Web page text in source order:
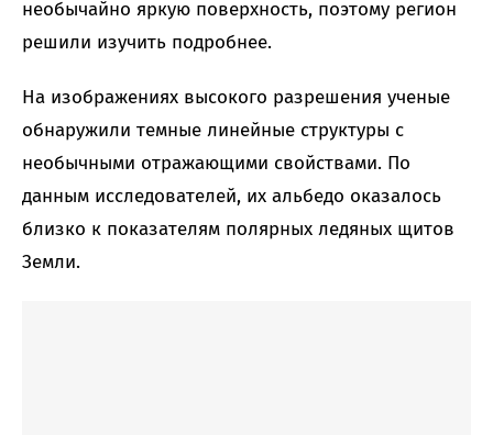
необычайно яркую поверхность, поэтому регион
решили изучить подробнее.
На изображениях высокого разрешения ученые
обнаружили темные линейные структуры с
необычными отражающими свойствами. По
данным исследователей, их альбедо оказалось
близко к показателям полярных ледяных щитов
Земли.